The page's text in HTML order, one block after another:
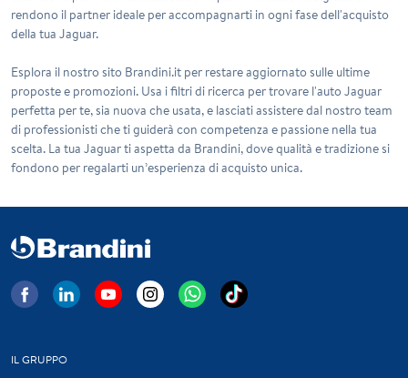
rendono il partner ideale per accompagnarti in ogni fase dell'acquisto
della tua Jaguar.
Esplora il nostro sito Brandini.it per restare aggiornato sulle ultime
proposte e promozioni. Usa i filtri di ricerca per trovare l'auto Jaguar
perfetta per te, sia nuova che usata, e lasciati assistere dal nostro team
di professionisti che ti guiderà con competenza e passione nella tua
scelta. La tua Jaguar ti aspetta da Brandini, dove qualità e tradizione si
fondono per regalarti un’esperienza di acquisto unica.
IL GRUPPO